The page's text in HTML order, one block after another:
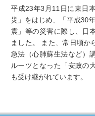
平成23年3月11日に東日
災」をはじめ、「平成30
震」等の災害に際し、日
ました。 また、常日頃か
急法（心肺蘇生法など）
ルーツとなった「安政の
も受け継がれています。